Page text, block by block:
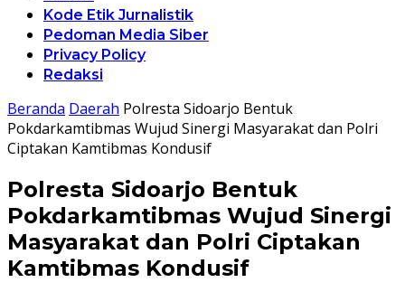
Kode Etik Jurnalistik
Pedoman Media Siber
Privacy Policy
Redaksi
Beranda Daerah Polresta Sidoarjo Bentuk
Pokdarkamtibmas Wujud Sinergi Masyarakat dan Polri
Ciptakan Kamtibmas Kondusif
Polresta Sidoarjo Bentuk
Pokdarkamtibmas Wujud Sinergi
Masyarakat dan Polri Ciptakan
Kamtibmas Kondusif